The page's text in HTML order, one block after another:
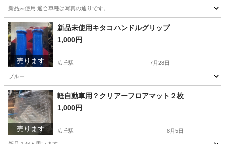
新品未使用 適合車種は写真の通りです。
長野 塩尻市 広丘駅 ホンダ 通り
売ります
新品未使用キタコハンドルグリップ
1,000円
広丘駅 7月28日
ブルー
長野 塩尻市 広丘駅 その他
売ります
軽自動車用？クリアーフロアマット２枚
1,000円
広丘駅 8月5日